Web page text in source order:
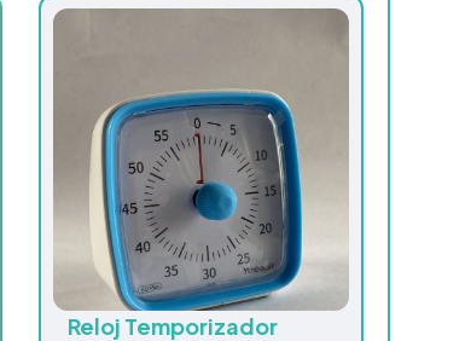
Reloj Temporizador